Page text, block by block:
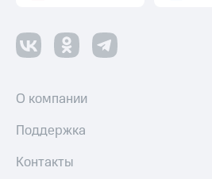
О компании
Поддержка
Контакты